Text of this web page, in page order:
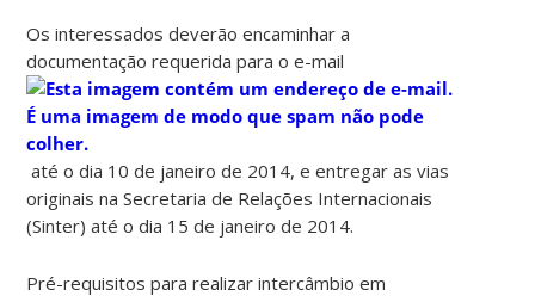
Os interessados deverão encaminhar a
documentação requerida para o e-mail
até o dia 10 de janeiro de 2014, e entregar as vias
originais na Secretaria de Relações Internacionais
(Sinter) até o dia 15 de janeiro de 2014.
Pré-requisitos para realizar intercâmbio em